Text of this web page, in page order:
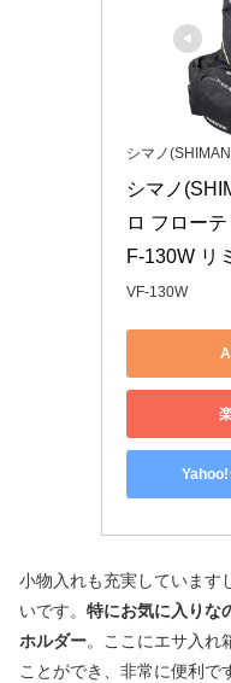
シマノ
シマノ
ロ フロー
F-130W リ
VF-130W
Yahoo!
小物入れも充実しています
いです。 特にお気に入りな
ホルダー。ここにエサ入れ
ことができ、非常に便利で